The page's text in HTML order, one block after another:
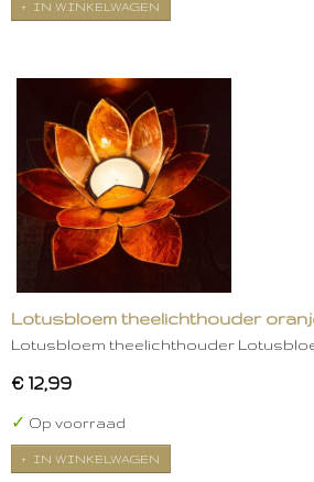
IN WINKELWAGEN
Lotusbloem theelichthouder
Lotusbloem theelichthouder
€ 12,99
✓ Op voorraad
IN WINKELWAGEN